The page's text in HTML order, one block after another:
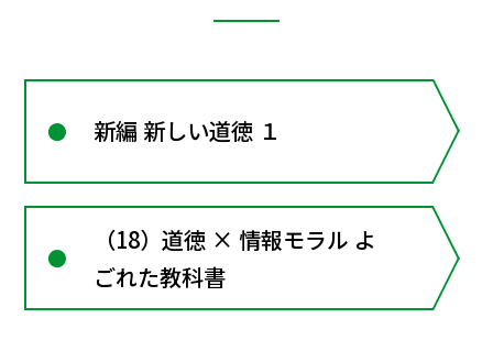
新編 新しい道徳 １
（18）道徳 × 情報モラル よ
ごれた教科書